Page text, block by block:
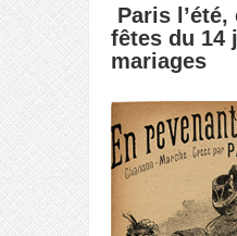
Paris
fêtes du 14
mariages